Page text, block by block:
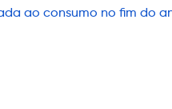
ao consumo no fim do